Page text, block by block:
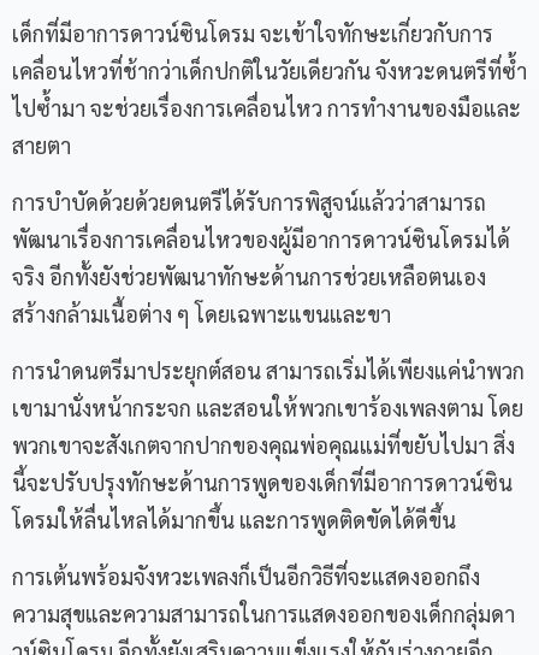
เด็กที่มีอาการดาวน์ซินโดรม จะเข้าใจทักษะเกี่ยวกับการ
เคลื่อนไหวที่ช้ากว่าเด็กปกติในวัยเดียวกัน จังหวะดนตรีที่ซ้ำ
ไปซ้ำมา จะช่วยเรื่องการเคลื่อนไหว การทำงานของมือและ
สายตา
การบำบัดด้วยด้วยดนตรีได้รับการพิสูจน์แล้วว่าสามารถ
พัฒนาเรื่องการเคลื่อนไหวของผู้มีอาการดาวน์ซินโดรมได้
จริง อีกทั้งยังช่วยพัฒนาทักษะด้านการช่วยเหลือตนเอง
สร้างกล้ามเนื้อต่าง ๆ โดยเฉพาะแขนและขา
การนำดนตรีมาประยุกต์สอน สามารถเริ่มได้เพียงแค่นำพวก
เขามานั่งหน้ากระจก และสอนให้พวกเขาร้องเพลงตาม โดย
พวกเขาจะสังเกตจากปากของคุณพ่อคุณแม่ที่ขยับไปมา สิ่ง
นี้จะปรับปรุงทักษะด้านการพูดของเด็กที่มีอาการดาวน์ซิน
โดรมให้ลื่นไหลได้มากขึ้น และการพูดติดขัดได้ดีขึ้น
การเต้นพร้อมจังหวะเพลงก็เป็นอีกวิธีที่จะแสดงออกถึง
ความสุขและความสามารถในการแสดงออกของเด็กกลุ่มดา